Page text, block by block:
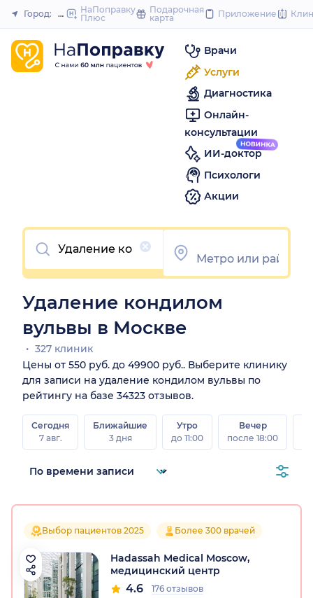
to
Закрыть
Город: МоскваНаПоправку
Плюс
Подарочная
карта
Приложение
Врачи
Услуги
Диагностика
Онлайн-
консультации
ИИ-доктор
Психологи
Акции
Очистить
Удаление кондилом
вульвы в Москве
327 клиник
Цены от 550 руб. до 49900 руб.. Выберите клинику
для записи на удаление кондилом вульвы по
рейтингу на базе 34323 отзывов.
Сегодня
7 авг.
Ближайшие
3 дня
Утро
до 11:00
Вечер
после 18:00
Выбор пациентов 2025 Более 300 врачей
Hadassah Medical Moscow,
медицинский центр
4.6 176 отзывов